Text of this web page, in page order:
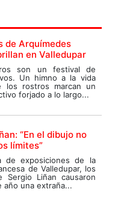
de Arquímedes
en Valledupar
son un festival de
Un himno a la vida
los rostros marcan un
forjado a lo largo...
“En el dibujo no
límites”
de exposiciones de la
de Valledupar, los
Sergio Liñan causaron
año una extraña...